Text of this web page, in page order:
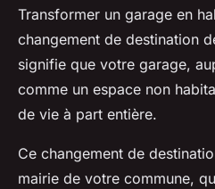
Transformer un garage en
changement de destination
signifie que votre garage,
comme un espace non
de vie à part entière.
Ce changement de
mairie de votre commune,